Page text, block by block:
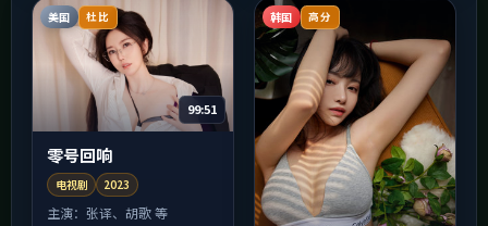
地...
被前...
美国 杜比
99:51
零号回响
电视剧 2023
主演：张译、胡歌 等
韩国 高分